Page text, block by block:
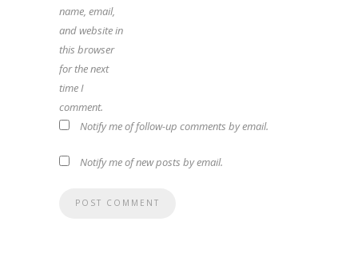
name, email,
and website in
this browser
for the next
time I
comment.
Notify me of follow-up comments by email.
Notify me of new posts by email.